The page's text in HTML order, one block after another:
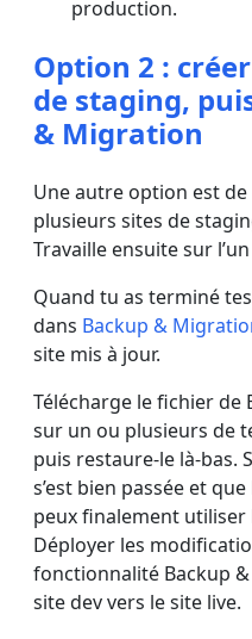
production.
Option 2 :
de staging,
& Migration
​Une autre option est
plusieurs sites de
Travaille ensuite sur
Quand tu as terminé
dans Backup &
site mis à jour.
Télécharge le fichier de
sur un ou plusieurs de
puis restaure-le là-bas.
s’est bien passée et
peux finalement utiliser
Déployer les
fonctionnalité Backup
site dev vers le site live.